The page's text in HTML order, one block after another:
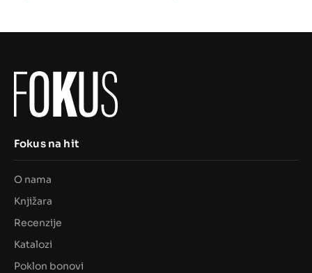
Fokus na hit
O nama
Knjižara
Recenzije
Katalozi
Poklon bonovi